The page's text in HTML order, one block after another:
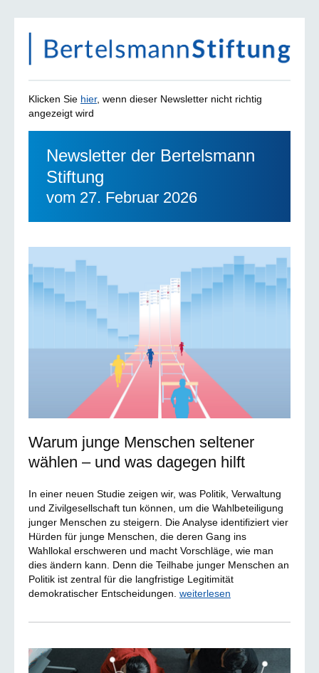
Klicken Sie hier, wenn dieser Newsletter nicht richtig
angezeigt wird
Newsletter der Bertelsmann
Stiftung
vom 27. Februar 2026
Warum junge Menschen seltener
wählen – und was dagegen hilft
In einer neuen Studie zeigen wir, was Politik, Verwaltung
und Zivilgesellschaft tun können, um die Wahlbeteiligung
junger Menschen zu steigern. Die Analyse identifiziert vier
Hürden für junge Menschen, die deren Gang ins
Wahllokal erschweren und macht Vorschläge, wie man
dies ändern kann. Denn die Teilhabe junger Menschen an
Politik ist zentral für die langfristige Legitimität
demokratischer Entscheidungen. weiterlesen